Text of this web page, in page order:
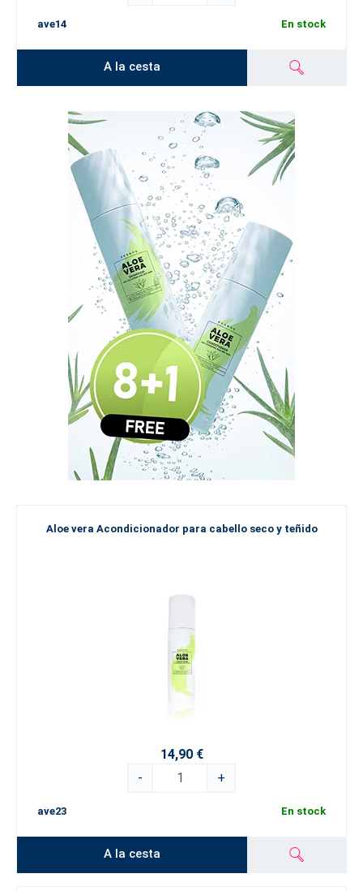
ave14 En stock
A la cesta
Aloe vera Acondicionador para cabello seco y teñido
14,90 €
-
+
ave23 En stock
A la cesta